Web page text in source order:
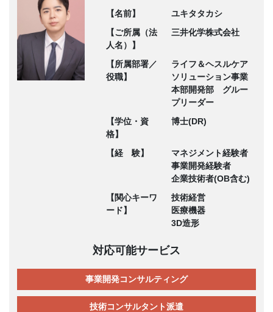
【名前】
ユキタタカシ
【ご所属（法
人名）】
三井化学株式会社
【所属部署／
役職】
ライフ＆ヘスルケア
ソリューション事業
本部開発部 グルー
プリーダー
【学位・資
格】
博士(DR)
【経 験】
マネジメント経験者
事業開発経験者
企業技術者(OB含む)
【関心キーワ
ード】
技術経営
医療機器
3D造形
対応可能サービス
事業開発コンサルティング
技術コンサルタント派遣